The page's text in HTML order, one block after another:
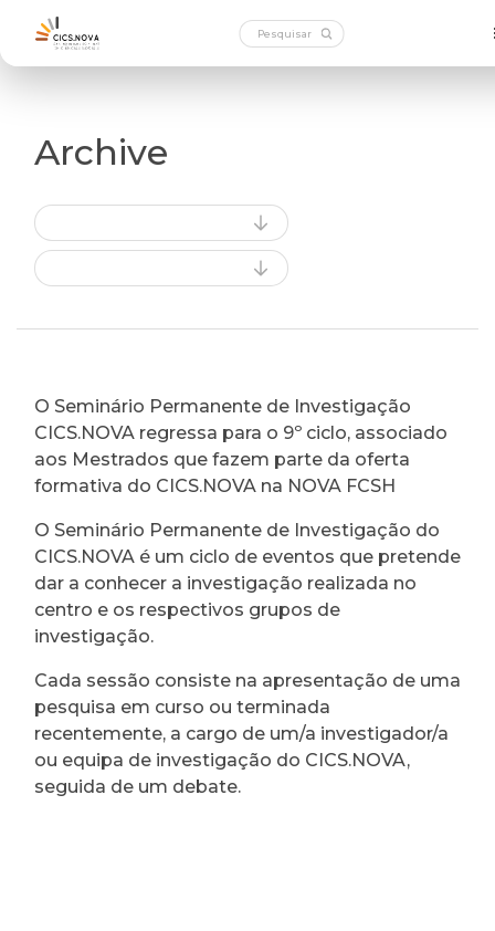
Archive
O Seminário Permanente de Investigação
CICS.NOVA regressa para o 9º ciclo, associado
aos Mestrados que fazem parte da oferta
formativa do CICS.NOVA na NOVA FCSH
O Seminário Permanente de Investigação do
CICS.NOVA é um ciclo de eventos que pretende
dar a conhecer a investigação realizada no
centro e os respectivos grupos de
investigação.
Cada sessão consiste na apresentação de uma
pesquisa em curso ou terminada
recentemente, a cargo de um/a investigador/a
ou equipa de investigação do CICS.NOVA,
seguida de um debate.